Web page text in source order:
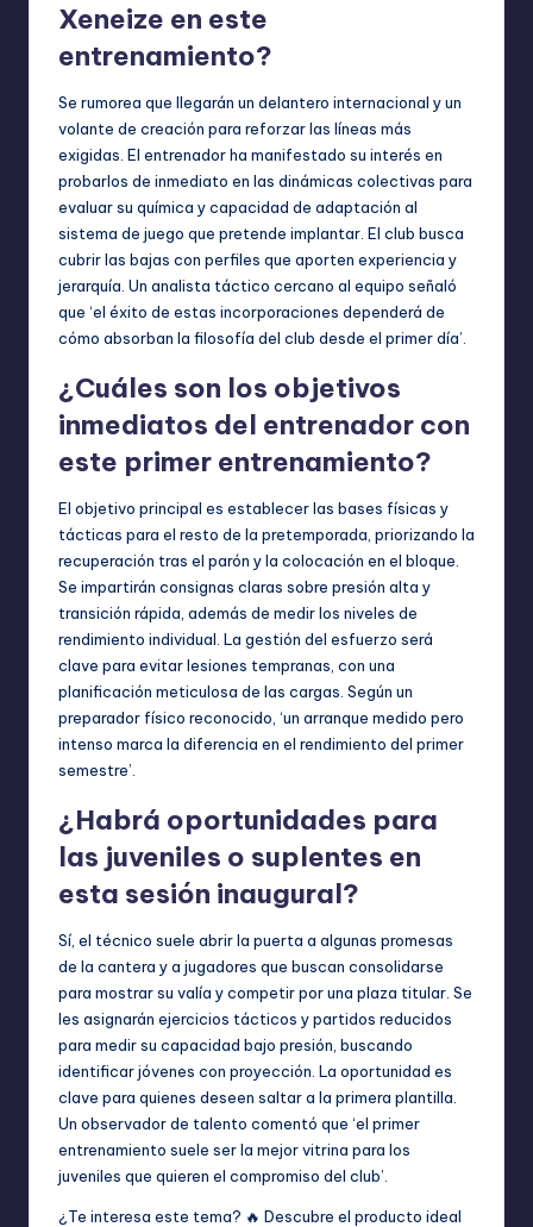
Xeneize en este
entrenamiento?
Se rumorea que llegarán un delantero internacional y un
volante de creación para reforzar las líneas más
exigidas. El entrenador ha manifestado su interés en
probarlos de inmediato en las dinámicas colectivas para
evaluar su química y capacidad de adaptación al
sistema de juego que pretende implantar. El club busca
cubrir las bajas con perfiles que aporten experiencia y
jerarquía. Un analista táctico cercano al equipo señaló
que ‘el éxito de estas incorporaciones dependerá de
cómo absorban la filosofía del club desde el primer día’.
¿Cuáles son los objetivos
inmediatos del entrenador con
este primer entrenamiento?
El objetivo principal es establecer las bases físicas y
tácticas para el resto de la pretemporada, priorizando la
recuperación tras el parón y la colocación en el bloque.
Se impartirán consignas claras sobre presión alta y
transición rápida, además de medir los niveles de
rendimiento individual. La gestión del esfuerzo será
clave para evitar lesiones tempranas, con una
planificación meticulosa de las cargas. Según un
preparador físico reconocido, ‘un arranque medido pero
intenso marca la diferencia en el rendimiento del primer
semestre’.
¿Habrá oportunidades para
las juveniles o suplentes en
esta sesión inaugural?
Sí, el técnico suele abrir la puerta a algunas promesas
de la cantera y a jugadores que buscan consolidarse
para mostrar su valía y competir por una plaza titular. Se
les asignarán ejercicios tácticos y partidos reducidos
para medir su capacidad bajo presión, buscando
identificar jóvenes con proyección. La oportunidad es
clave para quienes deseen saltar a la primera plantilla.
Un observador de talento comentó que ‘el primer
entrenamiento suele ser la mejor vitrina para los
juveniles que quieren el compromiso del club’.
¿Te interesa este tema? 🔥 Descubre el producto ideal